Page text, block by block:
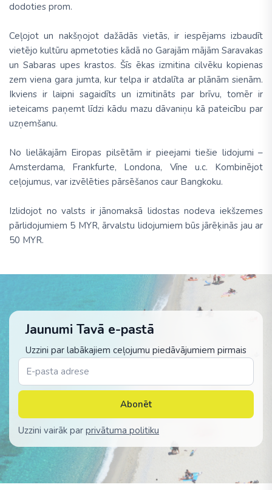
dodoties prom.
Ceļojot un nakšņojot dažādās vietās, ir iespējams izbaudīt
vietējo kultūru apmetoties kādā no Garajām mājām Saravakas
un Sabaras upes krastos. Šīs ēkas izmitina cilvēku kopienas
zem viena gara jumta, kur telpa ir atdalīta ar plānām sienām.
Ikviens ir laipni sagaidīts un izmitināts par brīvu, tomēr ir
ieteicams paņemt līdzi kādu mazu dāvaniņu kā pateicību par
uzņemšanu.
No lielākajām Eiropas pilsētām ir pieejami tiešie lidojumi –
Amsterdama, Frankfurte, Londona, Vīne u.c. Kombinējot
ceļojumus, var izvēlēties pārsēšanos caur Bangkoku.
Izlidojot no valsts ir jānomaksā lidostas nodeva iekšzemes
pārlidojumiem 5 MYR, ārvalstu lidojumiem būs jārēķinās jau ar
50 MYR.
Jaunumi Tavā e-pastā
Uzzini par labākajiem ceļojumu piedāvājumiem pirmais
Abonēt
Uzzini vairāk par privātuma politiku